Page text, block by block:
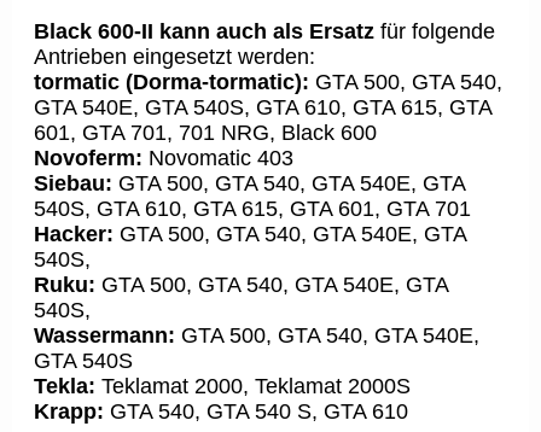
Black 600-II kann auch als Ersatz für folgende
Antrieben eingesetzt werden:
tormatic (Dorma-tormatic): GTA 500, GTA 540,
GTA 540E, GTA 540S, GTA 610, GTA 615, GTA
601, GTA 701, 701 NRG, Black 600
Novoferm: Novomatic 403
Siebau: GTA 500, GTA 540, GTA 540E, GTA
540S, GTA 610, GTA 615, GTA 601, GTA 701
Hacker: GTA 500, GTA 540, GTA 540E, GTA
540S,
Ruku: GTA 500, GTA 540, GTA 540E, GTA
540S,
Wassermann: GTA 500, GTA 540, GTA 540E,
GTA 540S
Tekla: Teklamat 2000, Teklamat 2000S
Krapp: GTA 540, GTA 540 S, GTA 610